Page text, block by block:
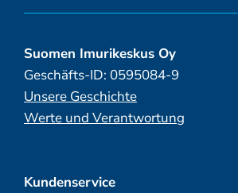
Suomen Imurikeskus Oy
Geschäfts-ID: 0595084-9
Unsere Geschichte
Werte und Verantwortung
Kundenservice